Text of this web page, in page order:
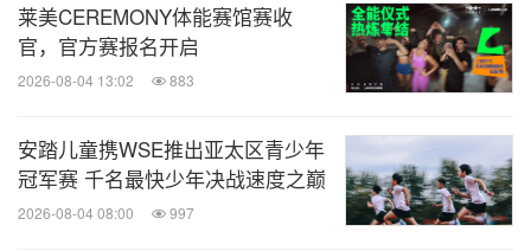
莱美CEREMONY体能赛馆赛收
官，官方赛报名开启
2026-08-04 13:02 883
安踏儿童携WSE推出亚太区青少年
冠军赛 千名最快少年决战速度之巅
2026-08-04 08:00 997